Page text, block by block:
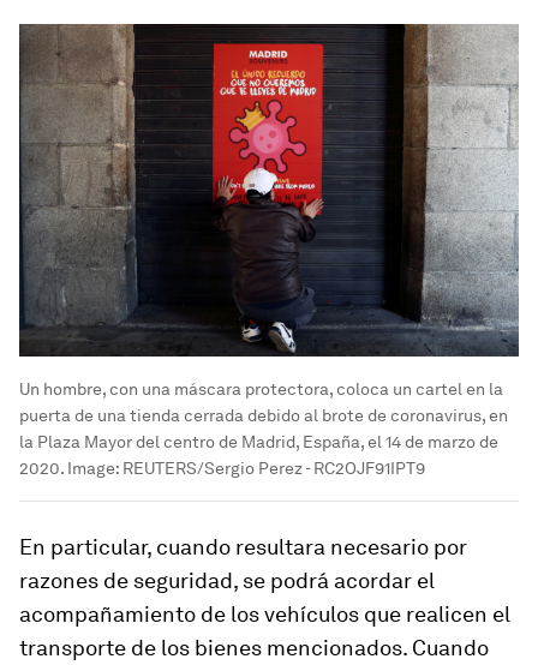
Un hombre, con una máscara protectora, coloca un cartel en la
puerta de una tienda cerrada debido al brote de coronavirus, en
la Plaza Mayor del centro de Madrid, España, el 14 de marzo de
2020. Image: REUTERS/Sergio Perez - RC2OJF91IPT9
En particular, cuando resultara necesario por
razones de seguridad, se podrá acordar el
acompañamiento de los vehículos que realicen el
transporte de los bienes mencionados. Cuando